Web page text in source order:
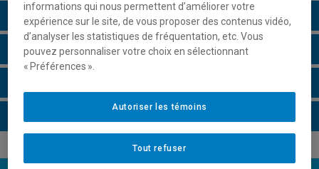
Description du cours
Horaire - Été 2026
informations qui nous permettent d’améliorer votre
expérience sur le site, de vous proposer des contenus vidéo,
d’analyser les statistiques de fréquentation, etc. Vous
pouvez personnaliser votre choix en sélectionnant
« Préférences ».
Tout refuser
Autoriser les témoins